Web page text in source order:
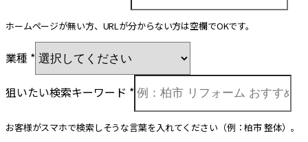
ホームページが無い方、URLが分からない方は空欄でOKです。
業種 *
狙いたい検索キーワード *
お客様がスマホで検索しそうな言葉を入れてください（例：柏市 整体）。